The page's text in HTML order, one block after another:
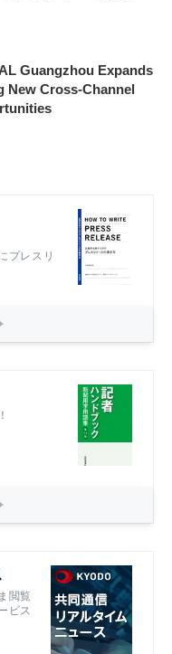
Guangzhou Expands
New Cross-Channel
プレスリ
閲覧
ビス